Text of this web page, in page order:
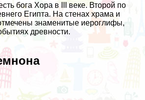
бога Хора в III веке. Второй по
Египта. На стенах храма и
знаменитые иероглифы,
древности.